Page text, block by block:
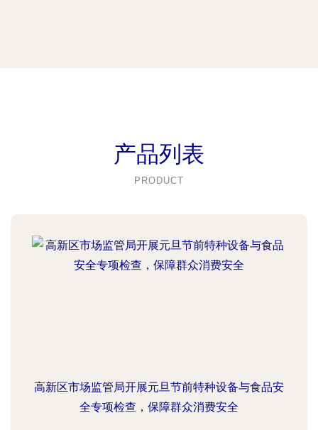
产品列表
PRODUCT
高新区市场监管局开展元旦节前特种设备与食品安
全专项检查，保障群众消费安全